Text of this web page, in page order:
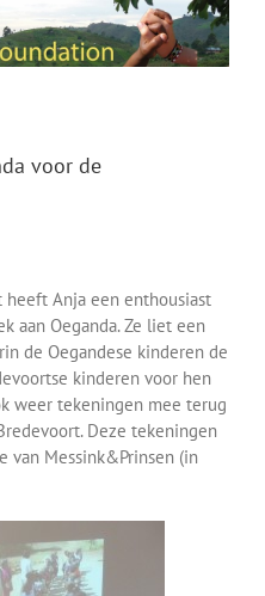
voor de
heeft Anja een enthousiast
aan Oeganda. Ze liet een
de Oegandese kinderen de
kinderen voor hen
weer tekeningen mee terug
Deze tekeningen
van Messink&Prinsen (in